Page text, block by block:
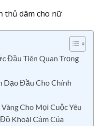
thủ dâm cho nữ
Đầu Tiên Quan Trọng
Dạo Đầu Cho Chính
Cho Mọi Cuộc Yêu
Khoái Cảm Của